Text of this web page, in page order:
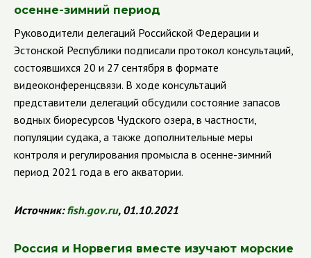
осенне-зимний период
Руководители делегаций Российской Федерации и
Эстонской Республики подписали протокол консультаций,
состоявшихся 20 и 27 сентября в формате
видеоконференцсвязи. В ходе консультаций
представители делегаций обсудили состояние запасов
водных биоресурсов Чудского озера, в частности,
популяции судака, а также дополнительные меры
контроля и регулирования промысла в осенне-зимний
период 2021 года в его акватории.
Источник:fish.gov.ru, 01.10.2021
Россия и Норвегия вместе изучают морские